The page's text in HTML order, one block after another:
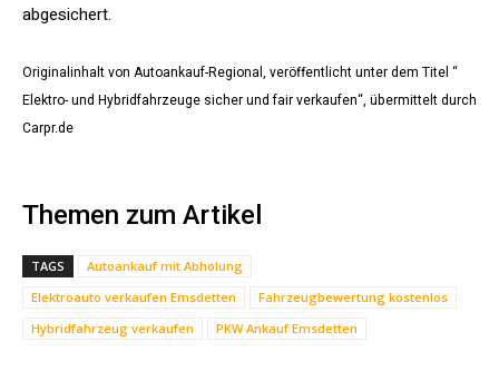
abgesichert.
Originalinhalt von Autoankauf-Regional, veröffentlicht unter dem Titel “
Elektro- und Hybridfahrzeuge sicher und fair verkaufen“, übermittelt durch
Carpr.de
Themen zum Artikel
TAGS
Autoankauf mit Abholung
Elektroauto verkaufen Emsdetten
Fahrzeugbewertung kostenlos
Hybridfahrzeug verkaufen
PKW Ankauf Emsdetten